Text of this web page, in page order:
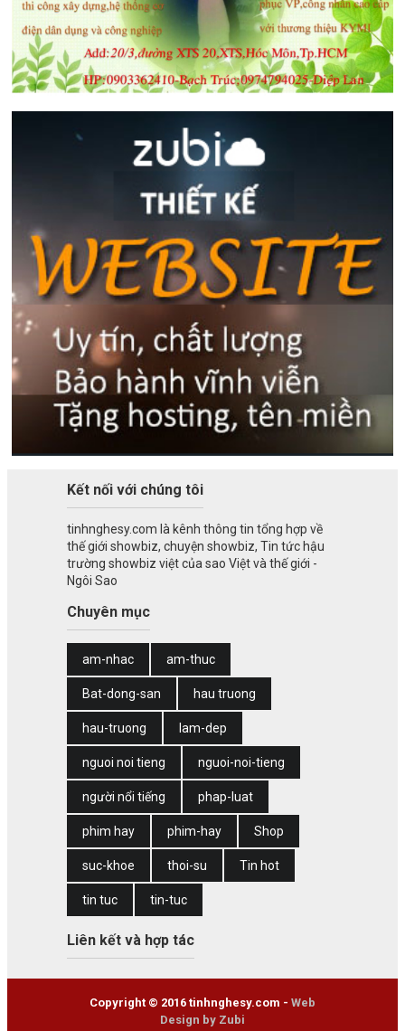
Kết nối với chúng tôi
tinhnghesy.com là kênh thông tin tổng hợp về
thế giới showbiz, chuyện showbiz, Tin tức hậu
trường showbiz việt của sao Việt và thế giới -
Ngôi Sao
Chuyên mục
am-nhac am-thuc
Bat-dong-san hau truong
hau-truong lam-dep
nguoi noi tieng nguoi-noi-tieng
người nổi tiếng phap-luat
phim hay phim-hay Shop
suc-khoe thoi-su Tin hot
tin tuc tin-tuc
Liên kết và hợp tác
Copyright © 2016 tinhnghesy.com - Web
Design by Zubi